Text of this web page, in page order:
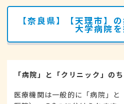
【奈良県】【天理市】
大学病院
「病院」と「クリニック」の
医療機関は一般的に「病院」と